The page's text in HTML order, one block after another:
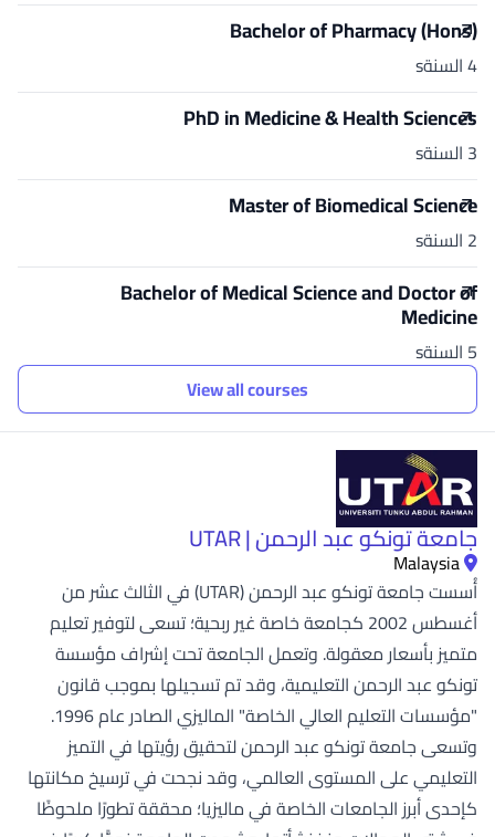
Bachelor of Pharmacy (Hons)
4 السنةs
PhD in Medicine & Health Sciences
3 السنةs
Master of Biomedical Science
2 السنةs
Bachelor of Medical Science and Doctor of
Medicine
5 السنةs
View all courses
جامعة تونكو عبد الرحمن | UTAR
Malaysia
أُسست جامعة تونكو عبد الرحمن (UTAR) في الثالث عشر من
أغسطس 2002 كجامعة خاصة غير ربحية؛ تسعى لتوفير تعليم
متميز بأسعار معقولة. وتعمل الجامعة تحت إشراف مؤسسة
تونكو عبد الرحمن التعليمية، وقد تم تسجيلها بموجب قانون
"مؤسسات التعليم العالي الخاصة" الماليزي الصادر عام 1996.
وتسعى جامعة تونكو عبد الرحمن لتحقيق رؤيتها في التميز
التعليمي على المستوى العالمي، وقد نجحت في ترسيخ مكانتها
كإحدى أبرز الجامعات الخاصة في ماليزيا؛ محققة تطورًا ملحوظًا